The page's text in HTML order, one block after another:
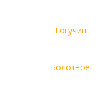
Тогучин
Болотное